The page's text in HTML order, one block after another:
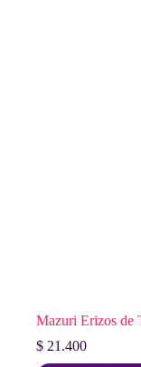
Mazuri Erizos de
$ 21.400